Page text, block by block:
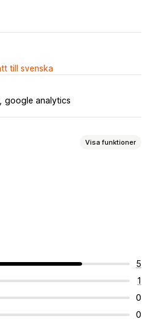
till svenska
google analytics
Visa funktioner
5
1
0
0